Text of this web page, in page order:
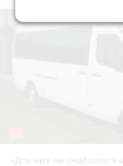
«Для них не знайшлося